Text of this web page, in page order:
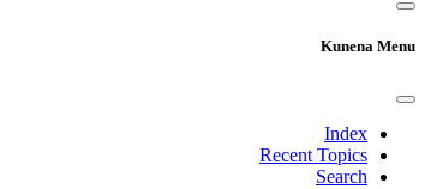
Kunena Menu
Index
Recent Topics
Search